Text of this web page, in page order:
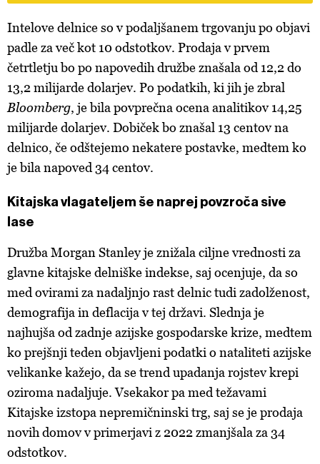
Intelove delnice so v podaljšanem trgovanju po objavi
padle za več kot 10 odstotkov. Prodaja v prvem
četrtletju bo po napovedih družbe znašala od 12,2 do
13,2 milijarde dolarjev. Po podatkih, ki jih je zbral
Bloomberg, je bila povprečna ocena analitikov 14,25
milijarde dolarjev. Dobiček bo znašal 13 centov na
delnico, če odštejemo nekatere postavke, medtem ko
je bila napoved 34 centov.
Kitajska vlagateljem še naprej povzroča sive
lase
Družba Morgan Stanley je znižala ciljne vrednosti za
glavne kitajske delniške indekse, saj ocenjuje, da so
med ovirami za nadaljnjo rast delnic tudi zadolženost,
demografija in deflacija v tej državi. Slednja je
najhujša od zadnje azijske gospodarske krize, medtem
ko prejšnji teden objavljeni podatki o nataliteti azijske
velikanke kažejo, da se trend upadanja rojstev krepi
oziroma nadaljuje. Vsekakor pa med težavami
Kitajske izstopa nepremičninski trg, saj se je prodaja
novih domov v primerjavi z 2022 zmanjšala za 34
odstotkov.